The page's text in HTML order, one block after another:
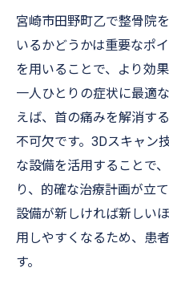
宮崎市田野町乙で整骨院
いるかどうかは重要なポ
を用いることで、より効
一人ひとりの症状に最適
えば、首の痛みを解消す
不可欠です。3Dスキャン
な設備を活用することで
り、的確な治療計画が立
設備が新しければ新しい
用しやすくなるため、患
す。